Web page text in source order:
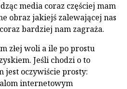
media coraz częściej mam
obraz jakiejś zalewającej nas
bardziej nam zagraża.
złej woli a ile po prostu
Jeśli chodzi o to
jest oczywiście prosty:
internetowym